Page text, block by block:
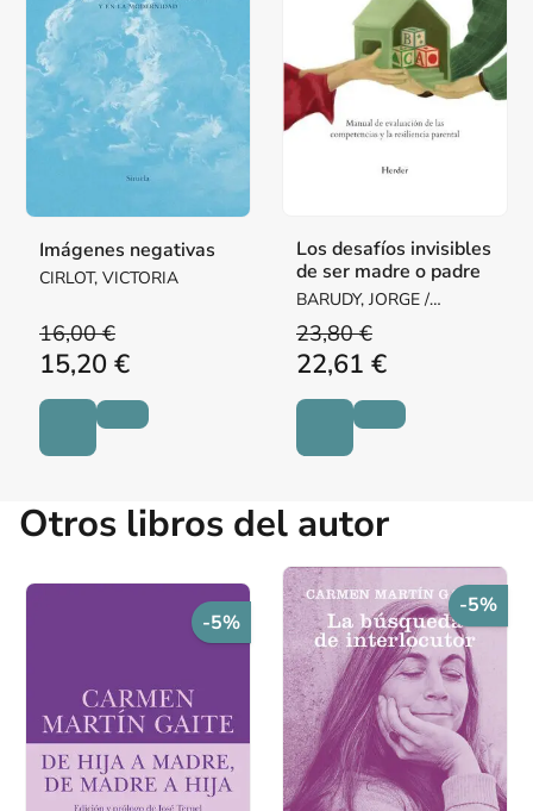
Imágenes negativas
CIRLOT, VICTORIA
16,00 €
15,20 €
Los desafíos invisibles
de ser madre o padre
BARUDY, JORGE /
DANTAGNAN, MARYORIE
23,80 €
22,61 €
Otros libros del autor
-5%
-5%